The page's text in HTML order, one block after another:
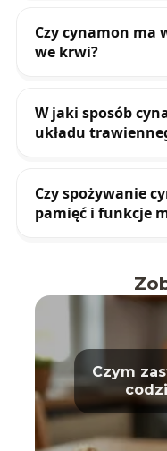
Czy cynamon ma
we krwi?
W jaki sposób
układu
Czy spożywanie
pamięć i funkcje
Czym